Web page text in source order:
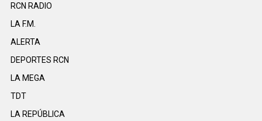
RCN RADIO
LA F.M.
ALERTA
DEPORTES RCN
LA MEGA
TDT
LA REPÚBLICA